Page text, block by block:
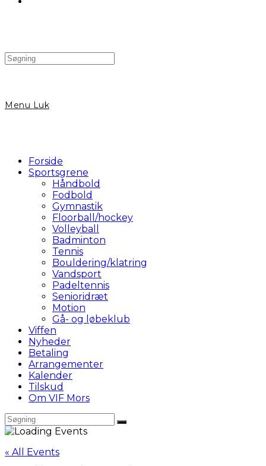
Search
this
Menu Luk
Forside
Sportsgrene
Håndbold
Fodbold
Gymnastik
Floorball/hockey
Volleyball
Badminton
Tennis
Bouldering/klatring
Vandsport
Padeltennis
Senioridræt
Motion
Gå- og løbeklub
Viffen
Nyheder
Betaling
Arrangementer
Kalender
Tilskud
Om VIF Mors
« All Events